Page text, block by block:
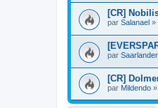
[CR]
par Salanael »
par Saarlander
[CR]
par Mildendo »